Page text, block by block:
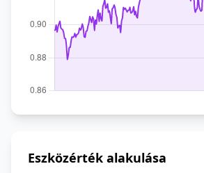
Eszközérték alakulása